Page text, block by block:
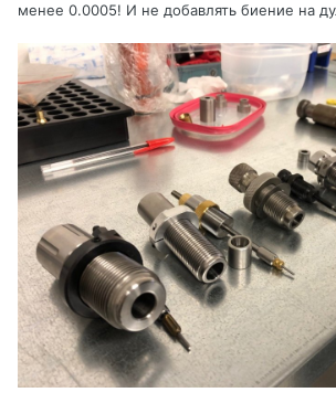
менее 0.0005! И не добавлять биение на